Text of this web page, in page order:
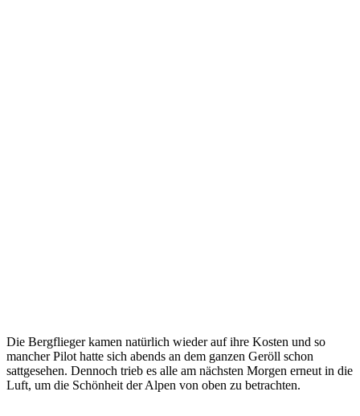
Die Bergflieger kamen natürlich wieder auf ihre Kosten und so
mancher Pilot hatte sich abends an dem ganzen Geröll schon
sattgesehen. Dennoch trieb es alle am nächsten Morgen erneut in die
Luft, um die Schönheit der Alpen von oben zu betrachten.